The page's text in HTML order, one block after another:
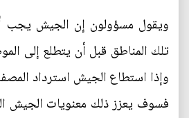
ويقول مسؤولون إن الجيش
تلك المناطق قبل أن يتطلع إلى
وإذا استطاع الجيش استرداد
فسوف يعزز ذلك معنويات الجيش